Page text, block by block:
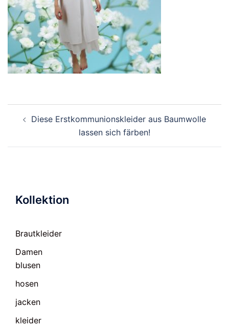
Diese Erstkommunionskleider aus Baumwolle
lassen sich färben!
Kollektion
Brautkleider
Damen
blusen
hosen
jacken
kleider